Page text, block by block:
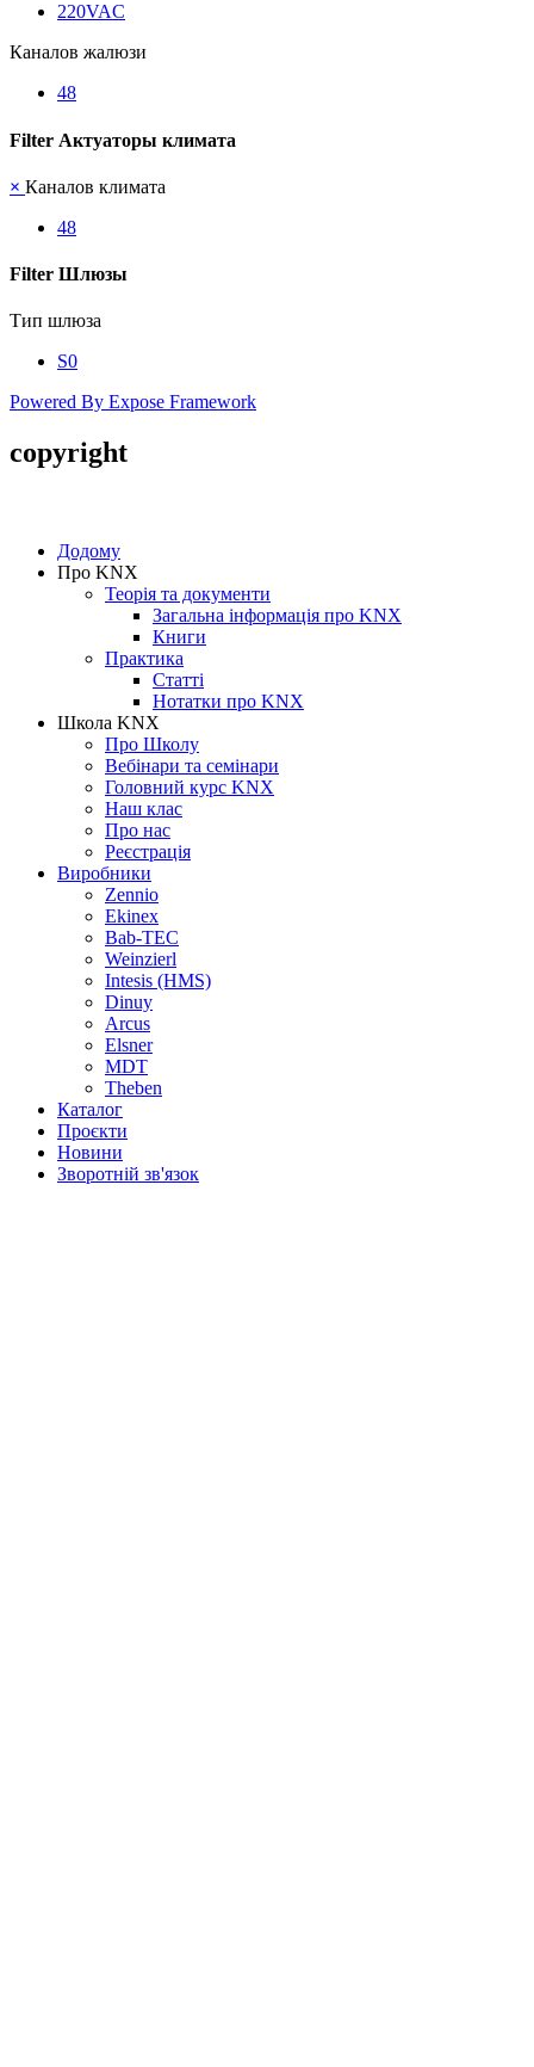
220VAC
Каналов жалюзи
48
Filter Актуаторы климата
× Каналов климата
48
Filter Шлюзы
Тип шлюза
S0
Powered By Expose Framework
copyright
Додому
Про KNX
Теорія та документи
Загальна інформація про KNX
Книги
Практика
Статті
Нотатки про KNХ
Школа KNX
Про Школу
Вебінари та семінари
Головний курс KNX
Наш клас
Про нас
Реєстрація
Виробники
Zennio
Ekinex
Bab-TEC
Weinzierl
Intesis (HMS)
Dinuy
Arcus
Elsner
MDT
Theben
Каталог
Проєкти
Новини
Зворотній зв'язок